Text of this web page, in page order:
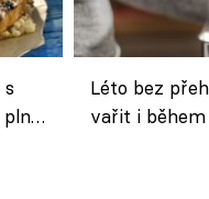
Léto bez
vařit i